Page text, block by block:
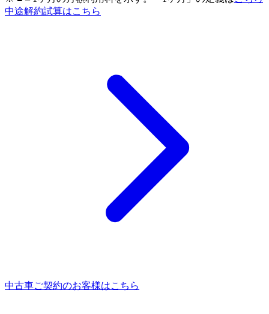
中途解約試算はこちら
中古車ご契約のお客様はこちら